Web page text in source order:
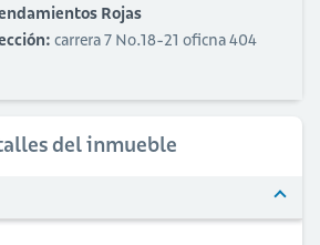
Rojas
carrera 7 No.18-21 oficna 404
del inmueble